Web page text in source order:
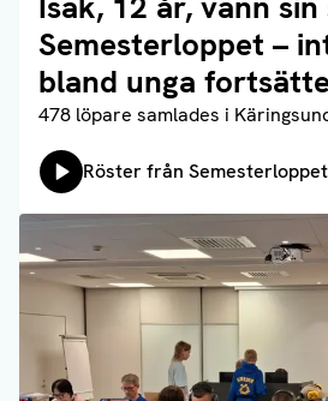
Semesterloppet –
bland unga
478 löpare samlades i
Lyssna på:
Röster från Semesterloppet